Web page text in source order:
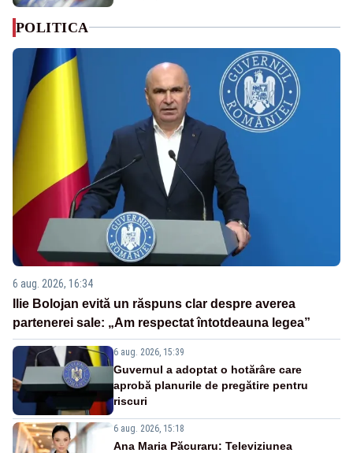
POLITICA
6 aug. 2026, 16:34
Ilie Bolojan evită un răspuns clar despre averea
partenerei sale: „Am respectat întotdeauna legea”
6 aug. 2026, 15:39
Guvernul a adoptat o hotărâre care
aprobă planurile de pregătire pentru
riscuri
6 aug. 2026, 15:18
Ana Maria Păcuraru: Televiziunea